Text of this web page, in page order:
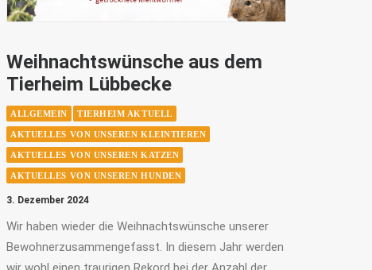
Weihnachtswünsche aus dem
Tierheim Lübbecke
ALLGEMEIN TIERHEIM AKTUELL
AKTUELLES VON UNSEREN KLEINTIEREN
AKTUELLES VON UNSEREN KATZEN
AKTUELLES VON UNSEREN HUNDEN
3. Dezember 2024
Wir haben wieder die Weihnachtswünsche unserer
Bewohnerzusammengefasst. In diesem Jahr werden